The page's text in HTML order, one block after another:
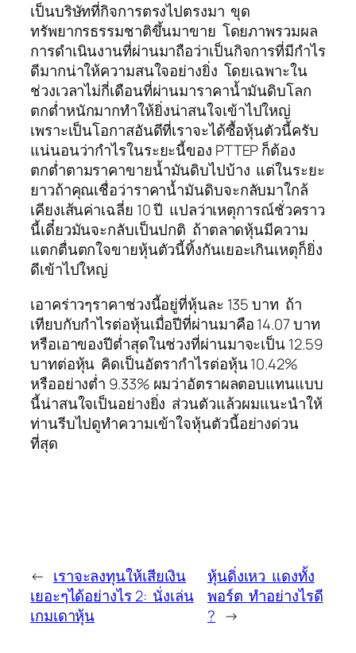
เป็นบริษัทที่กิจการตรงไปตรงมา ขุด
ทรัพยากรธรรมชาติขึ้นมาขาย โดยภาพรวมผล
การดำเนินงานที่ผ่านมาถือว่าเป็นกิจการที่มีกำไร
ดีมากน่าให้ความสนใจอย่างยิ่ง โดยเฉพาะใน
ช่วงเวลาไม่กี่เดือนที่ผ่านมาราคาน้ำมันดิบโลก
ตกต่ำหนักมากทำให้ยิ่งน่าสนใจเข้าไปใหญ่
เพราะเป็นโอกาสอันดีที่เราจะได้ซื้อหุ้นตัวนี้ครับ
แน่นอนว่ากำไรในระยะนี้ของ PTTEP ก็ต้อง
ตกต่ำตามราคาขายน้ำมันดิบไปบ้าง แต่ในระยะ
ยาวถ้าคุณเชื่อว่าราคาน้ำมันดิบจะกลับมาใกล้
เคียงเส้นค่าเฉลี่ย 10 ปี แปลว่าเหตุการณ์ชั่วคราว
นี้เดี๋ยวมันจะกลับเป็นปกติ ถ้าตลาดหุ้นมีความ
แตกตื่นตกใจขายหุ้นตัวนี้ทิ้งกันเยอะเกินเหตุก็ยิ่ง
ดีเข้าไปใหญ่
เอาคร่าวๆราคาช่วงนี้อยู่ที่หุ้นละ 135 บาท ถ้า
เทียบกับกำไรต่อหุ้นเมื่อปีที่ผ่านมาคือ 14.07 บาท
หรือเอาของปีต่ำสุดในช่วงที่ผ่านมาจะเป็น 12.59
บาทต่อหุ้น คิดเป็นอัตรากำไรต่อหุ้น 10.42%
หรืออย่างต่ำ 9.33% ผมว่าอัตราผลตอบแทนแบบ
นี้น่าสนใจเป็นอย่างยิ่ง ส่วนตัวแล้วผมแนะนำให้
ท่านรีบไปดูทำความเข้าใจหุ้นตัวนี้อย่างด่วน
ที่สุด
← เราจะลงทุนให้เสียเงิน
เยอะๆได้อย่างไร 2: นั่งเล่น
เกมเดาหุ้น
หุ้นดิ่งเหว แดงทั้ง
พอร์ต ทำอย่างไรดี
? →